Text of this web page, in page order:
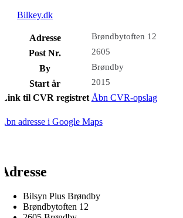
Bilkey.dk
Adresse Brøndbytoften 12
Post Nr. 2605
By Brøndby
Start år 2015
Link til CVR registret Åbn CVR-opslag
adresse i Google Maps
Bilsyn Plus Brøndby
Brøndbytoften 12